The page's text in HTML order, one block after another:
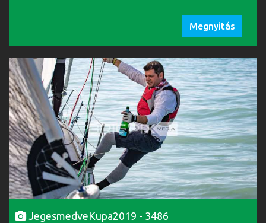
Megnyitás
JegesmedveKupa2019 - 3486